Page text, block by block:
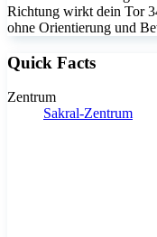
Richtung wirkt dein Tor
ohne Orientierung und
Quick Facts
Zentrum
Sakral-Zentrum